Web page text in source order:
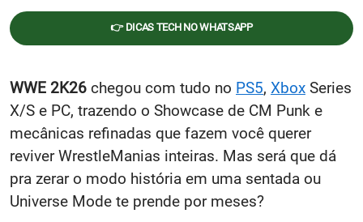
👉 DICAS TECH NO WHATSAPP
WWE 2K26 chegou com tudo no PS5, Xbox Series
X/S e PC, trazendo o Showcase de CM Punk e
mecânicas refinadas que fazem você querer
reviver WrestleManias inteiras. Mas será que dá
pra zerar o modo história em uma sentada ou
Universe Mode te prende por meses?